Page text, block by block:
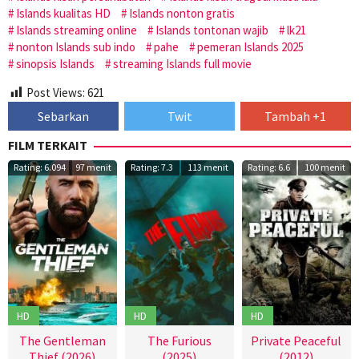
Islands kualitas HD
Islands nonton gratis
Islands streaming online
Islands tontonan wajib
lk21
nonton Islands sub indo
pahe
pemeran Islands 2025
sinopsis Islands
streaming Islands full movie
Post Views: 621
Sebarkan Twit
Tambah +1
FILM TERKAIT
Rating: 6.094 97 menit
HD
The Gentleman
Rating: 7.3 113 menit
HD
The Furious
Rating: 6.6 100 menit
HD
Private Peaceful